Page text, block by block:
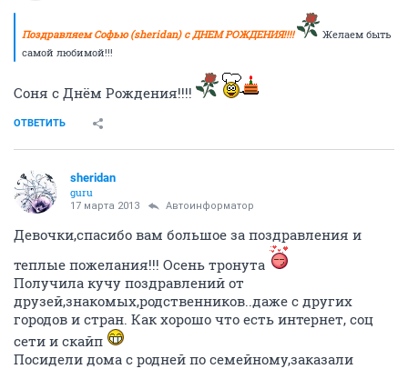
Поздравляем Софью (sheridan) с ДНЕМ РОЖДЕНИЯ!!!!
Желаем быть
самой любимой!!!
Соня с Днём Рождения!!!!
ОТВЕТИТЬ
sheridan
guru
17 марта 2013 Автоинформатор
Девочки,спасибо вам большое за поздравления и
теплые пожелания!!! Осень тронута
Получила кучу поздравлений от
друзей,знакомых,родственников..даже с других
городов и стран. Как хорошо что есть интернет, соц
сети и скайп
Посидели дома с родней по семейному,заказали